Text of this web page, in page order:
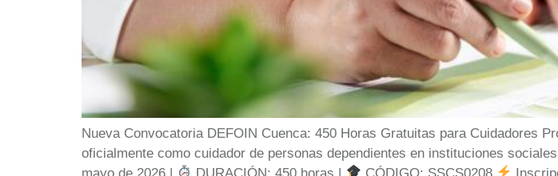
Nueva Convocatoria DEFOIN Cuenca: 450 Horas Gratuitas para Cuidadores
oficialmente como cuidador de personas dependientes en instituciones
mayo de 2026 |
DURACIÓN: 450 horas | CÓDIGO: SSCS0208